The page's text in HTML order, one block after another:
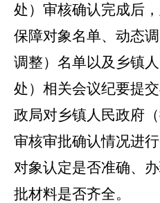
处）审核确认完成后
保障对象名单、动态
调整）名单以及乡镇
处）相关会议纪要提
政局对乡镇人民政府
审核审批确认情况进
对象认定是否准确、
批材料是否齐全。